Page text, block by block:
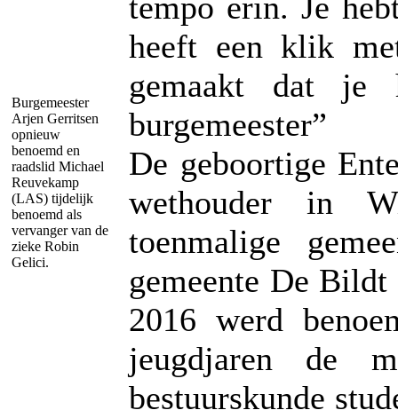
Burgemeester
Arjen Gerritsen
opnieuw
benoemd en
raadslid Michael
Reuvekamp
(LAS) tijdelijk
benoemd als
vervanger van de
zieke Robin
Gelici.
tempo erin. Je
heeft een klik
gemaakt dat je
burgemeester”
De geboortige
wethouder in
toenmalige
gemeente De
2016 werd
jeugdjaren de
bestuurskunde